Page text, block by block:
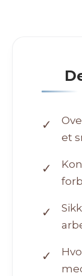
✓
et
✓
✓
✓